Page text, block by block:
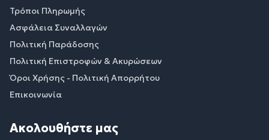
Τρόποι Πληρωμής
Ασφάλεια Συναλλαγών
Πολιτική Παράδοσης
Πολιτική Επιστροφών & Ακυρώσεων
Όροι Χρήσης - Πολιτική Απορρήτου
Επικοινωνία
Ακολουθήστε μας